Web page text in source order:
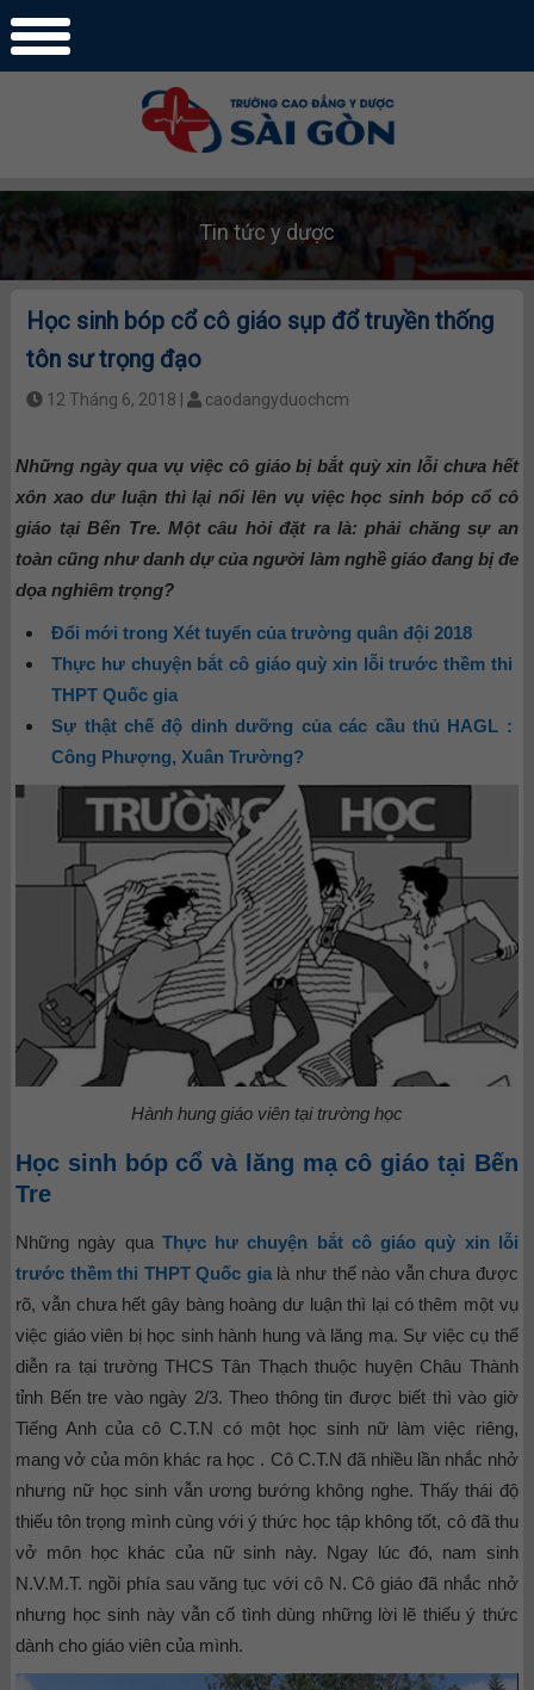
Tin tức y dược
Học sinh bóp cổ cô giáo sụp đổ truyền thống
tôn sư trọng đạo
12 Tháng 6, 2018 | caodangyduochcm
Những ngày qua vụ việc cô giáo bị bắt quỳ xin lỗi chưa hết
xôn xao dư luận thì lại nổi lên vụ việc học sinh bóp cổ cô
giáo tại Bến Tre. Một câu hỏi đặt ra là: phải chăng sự an
toàn cũng như danh dự của người làm nghề giáo đang bị đe
dọa nghiêm trọng?
Đổi mới trong Xét tuyển của trường quân đội 2018
Thực hư chuyện bắt cô giáo quỳ xin lỗi trước thềm thi
THPT Quốc gia
Sự thật chế độ dinh dưỡng của các cầu thủ HAGL :
Công Phượng, Xuân Trường?
Hành hung giáo viên tại trường học
Học sinh bóp cổ và lăng mạ cô giáo tại Bến
Tre
Những ngày qua Thực hư chuyện bắt cô giáo quỳ xin lỗi
trước thềm thi THPT Quốc gialà như thế nào vẫn chưa được
rõ, vẫn chưa hết gây bàng hoàng dư luận thì lại có thêm một vụ
việc giáo viên bị học sinh hành hung và lăng mạ. Sự việc cụ thể
diễn ra tại trường THCS Tân Thạch thuộc huyện Châu Thành
tỉnh Bến tre vào ngày 2/3. Theo thông tin được biết thì vào giờ
Tiếng Anh của cô C.T.N có một học sinh nữ làm việc riêng,
mang vở của môn khác ra học . Cô C.T.N đã nhiều lần nhắc nhở
nhưng nữ học sinh vẫn ương bướng không nghe. Thấy thái độ
thiếu tôn trọng mình cùng với ý thức học tập không tốt, cô đã thu
vở môn học khác của nữ sinh này. Ngay lúc đó, nam sinh
N.V.M.T. ngồi phía sau văng tục với cô N. Cô giáo đã nhắc nhở
nhưng học sinh này vẫn cố tình dùng những lời lẽ thiếu ý thức
dành cho giáo viên của mình.